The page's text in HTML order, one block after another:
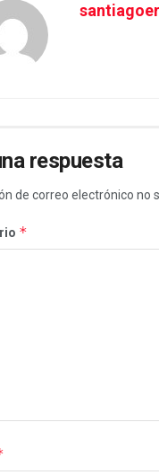
respuesta
de correo electrónico no
*